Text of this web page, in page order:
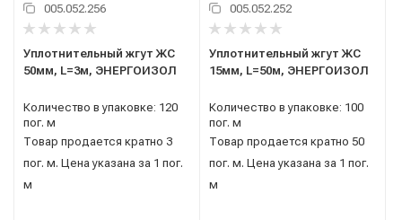
005.052.256
Уплотнительный жгут ЖС
50мм, L=3м, ЭНЕРГОИЗОЛ
Количество в упаковке: 120
пог. м
Товар продается кратно 3
пог. м. Цена указана за 1 пог.
м
005.052.252
Уплотнительный жгут ЖС
15мм, L=50м, ЭНЕРГОИЗОЛ
Количество в упаковке: 100
пог. м
Товар продается кратно 50
пог. м. Цена указана за 1 пог.
м